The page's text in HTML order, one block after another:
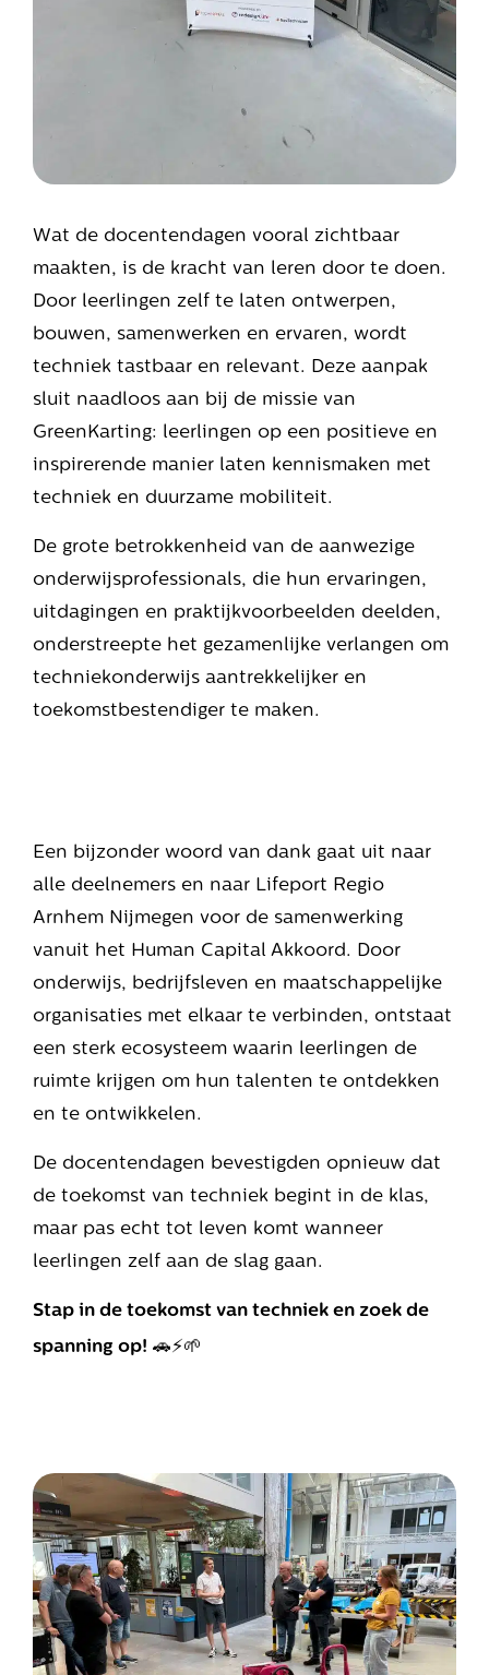
Wat de docentendagen vooral zichtbaar
maakten, is de kracht van leren door te doen.
Door leerlingen zelf te laten ontwerpen,
bouwen, samenwerken en ervaren, wordt
techniek tastbaar en relevant. Deze aanpak
sluit naadloos aan bij de missie van
GreenKarting: leerlingen op een positieve en
inspirerende manier laten kennismaken met
techniek en duurzame mobiliteit.
De grote betrokkenheid van de aanwezige
onderwijsprofessionals, die hun ervaringen,
uitdagingen en praktijkvoorbeelden deelden,
onderstreepte het gezamenlijke verlangen om
techniekonderwijs aantrekkelijker en
toekomstbestendiger te maken.
Een bijzonder woord van dank gaat uit naar
alle deelnemers en naar Lifeport Regio
Arnhem Nijmegen voor de samenwerking
vanuit het Human Capital Akkoord. Door
onderwijs, bedrijfsleven en maatschappelijke
organisaties met elkaar te verbinden, ontstaat
een sterk ecosysteem waarin leerlingen de
ruimte krijgen om hun talenten te ontdekken
en te ontwikkelen.
De docentendagen bevestigden opnieuw dat
de toekomst van techniek begint in de klas,
maar pas echt tot leven komt wanneer
leerlingen zelf aan de slag gaan.
Stap in de toekomst van techniek en zoek de
spanning op! 🚗⚡🌱